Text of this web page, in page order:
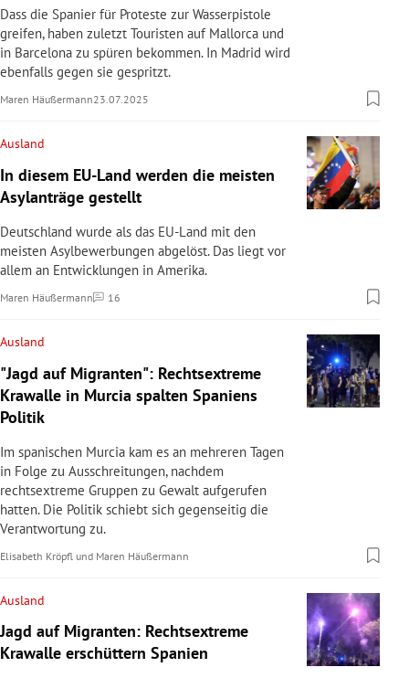
Dass die Spanier für Proteste zur Wasserpistole
greifen, haben zuletzt Touristen auf Mallorca und
in Barcelona zu spüren bekommen. In Madrid wird
ebenfalls gegen sie gespritzt.
Maren Häußermann23.07.2025
Ausland
In diesem EU-Land werden die meisten
Asylanträge gestellt
Deutschland wurde als das EU-Land mit den
meisten Asylbewerbungen abgelöst. Das liegt vor
allem an Entwicklungen in Amerika.
Maren Häußermann 16
Kommentare
Ausland
"Jagd auf Migranten": Rechtsextreme
Krawalle in Murcia spalten Spaniens
Politik
Im spanischen Murcia kam es an mehreren Tagen
in Folge zu Ausschreitungen, nachdem
rechtsextreme Gruppen zu Gewalt aufgerufen
hatten. Die Politik schiebt sich gegenseitig die
Verantwortung zu.
Elisabeth Kröpfl und Maren Häußermann
Ausland
Jagd auf Migranten: Rechtsextreme
Krawalle erschüttern Spanien